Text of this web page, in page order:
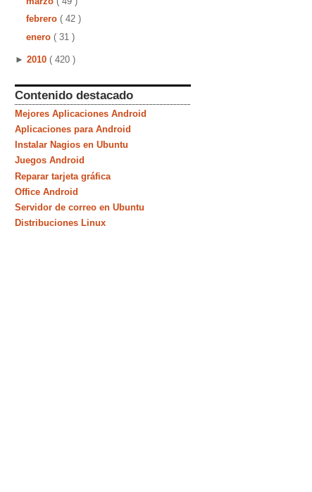
febrero ( 42 )
enero ( 31 )
► 2010 ( 420 )
Contenido destacado
Mejores Aplicaciones Android
Aplicaciones para Android
Instalar Nagios en Ubuntu
Juegos Android
Reparar tarjeta gráfica
Office Android
Servidor de correo en Ubuntu
Distribuciones Linux